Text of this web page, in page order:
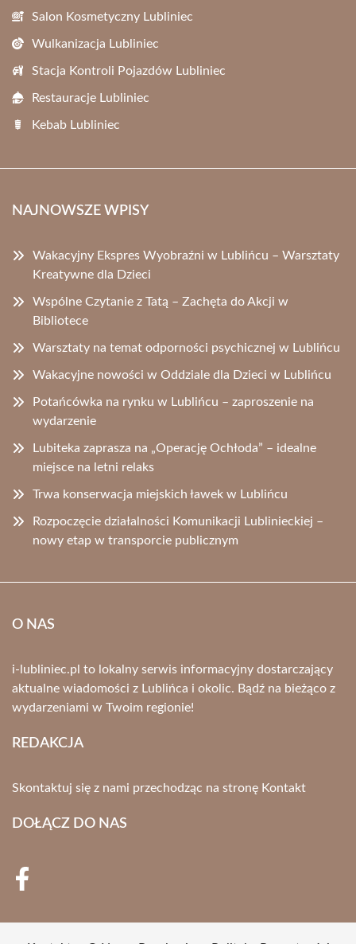
Salon Kosmetyczny Lubliniec
Wulkanizacja Lubliniec
Stacja Kontroli Pojazdów Lubliniec
Restauracje Lubliniec
Kebab Lubliniec
NAJNOWSZE WPISY
Wakacyjny Ekspres Wyobraźni w Lublińcu – Warsztaty
Kreatywne dla Dzieci
Wspólne Czytanie z Tatą – Zachęta do Akcji w
Bibliotece
Warsztaty na temat odporności psychicznej w Lublińcu
Wakacyjne nowości w Oddziale dla Dzieci w Lublińcu
Potańcówka na rynku w Lublińcu – zaproszenie na
wydarzenie
Lubiteka zaprasza na „Operację Ochłoda” – idealne
miejsce na letni relaks
Trwa konserwacja miejskich ławek w Lublińcu
Rozpoczęcie działalności Komunikacji Lublinieckiej –
nowy etap w transporcie publicznym
O NAS
i-lubliniec.pl to lokalny serwis informacyjny dostarczający
aktualne wiadomości z Lublińca i okolic. Bądź na bieżąco z
wydarzeniami w Twoim regionie!
REDAKCJA
Skontaktuj się z nami przechodząc na stronę Kontakt
DOŁĄCZ DO NAS